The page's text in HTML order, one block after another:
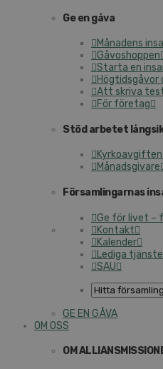
Ge en gåva
Månadens
Gå­voshop­pen
Starta en
Hög­tids­gå­vor
Att skriva
För företag
Stöd arbetet
Kyr­ko­av­gif­ten
Må­nads­gi­va­re
För­sam­ling­ar­nas
Ge för livet –
Kontakt
Kalender
Lediga
SAU
GE EN GÅVA
OM OSS
OM